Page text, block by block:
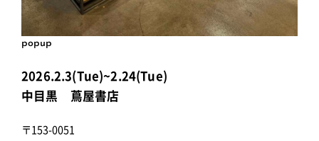
popup
2026.2.3(Tue)~2.24(Tue)
中目黒 蔦屋書店
〒153-0051